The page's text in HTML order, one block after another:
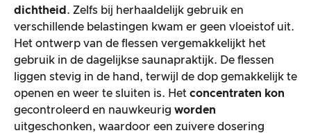
dichtheid . Zelfs bij herhaaldelijk gebruik en
verschillende belastingen kwam er geen vloeistof uit.
Het ontwerp van de flessen vergemakkelijkt het
gebruik in de dagelijkse saunapraktijk. De flessen
liggen stevig in de hand, terwijl de dop gemakkelijk te
openen en weer te sluiten is. Het concentraten kon
gecontroleerd en nauwkeurig worden
uitgeschonken, waardoor een zuivere dosering